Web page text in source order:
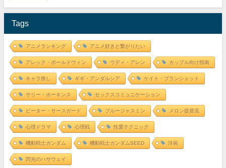
Tags
アニメランキング アニメ好きと繋がりたい
アレック・ボールドウィン ウディ・アレン カップル向け指南
キャラ推し ギギ・アンダルシア ケイト・ブランシェット
サリー・ホーキンス セックスコミュニケーション
ピーター・サースガード ブルージャスミン メロン提督流
心理ドラマ 心理戦 性愛テクニック
機動戦士ガンダム 機動戦士ガンダムSEED 洋画
閃光のハサウェイ